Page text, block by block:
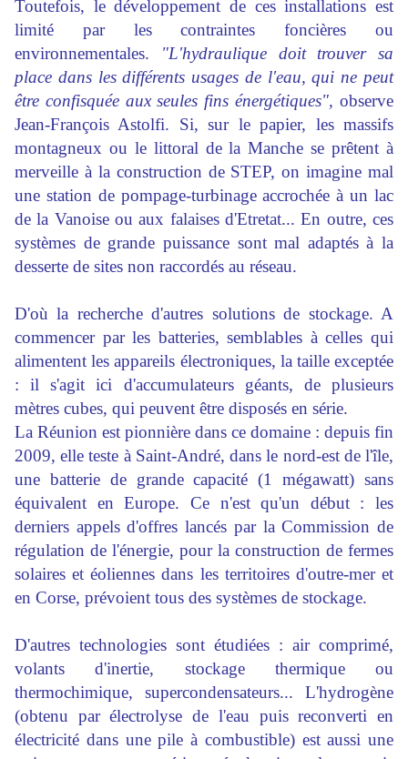
Toutefois, le développement de ces installations est
limité par les contraintes foncières ou
environnementales.
"L'hydraulique doit trouversa
place dans les différents usages de l'eau, qui ne peut
être confisquée aux seules fins énergétiques", observe
Jean-François Astolfi. Si, sur le papier, les massifs
montagneux ou le littoral de la Manche se prêtent à
merveille à la construction de STEP, on imagine mal
une station de pompage-turbinage accrochée à un lac
de la Vanoise ou aux falaises d'Etretat... En outre, ces
systèmes de grande puissance sont mal adaptés à la
desserte de sites non raccordés au réseau.
D'où la recherche d'autres solutions de stockage. A
commencerpar les batteries, semblables à celles qui
alimentent les appareils électroniques, la taille exceptée
: il s'agit ici d'accumulateurs géants, de plusieurs
mètres cubes, qui peuvent être disposés en série.
La Réunion est pionnière dans ce domaine : depuis fin
2009, elle teste à Saint-André, dans le nord-est de l'île,
une batterie de grande capacité (1 mégawatt) sans
équivalent enEurope. Ce n'est qu'un début : les
derniers appels d'offres lancés par la Commission de
régulation de l'énergie, pour la construction de fermes
solaires et éoliennes dans les territoires d'outre-mer et
en Corse, prévoient tous des systèmes de stockage.
D'autres technologies sont étudiées : air comprimé,
volants d'inertie, stockage thermique ou
thermochimique, supercondensateurs... L'hydrogène
(obtenu par électrolyse de l'eau puis reconverti en
électricité dans une pile à combustible) est aussi une